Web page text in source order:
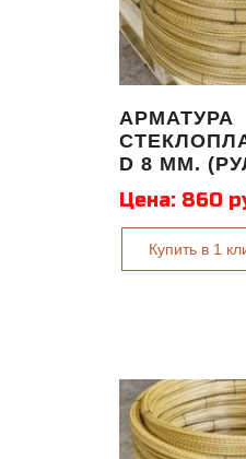
АРМАТУРА
D 8 ММ.
Цена: 860
Купить в 1